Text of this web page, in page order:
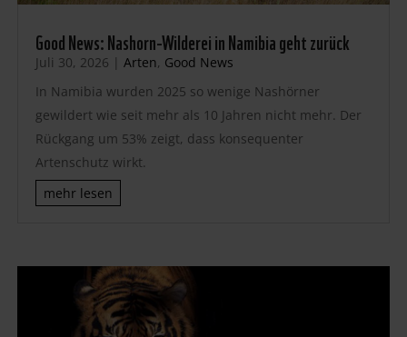
Good News: Nashorn-Wilderei in Namibia geht zurück
Juli 30, 2026 | Arten, Good News
In Namibia wurden 2025 so wenige Nashörner
gewildert wie seit mehr als 10 Jahren nicht mehr. Der
Rückgang um 53% zeigt, dass konsequenter
Artenschutz wirkt.
mehr lesen